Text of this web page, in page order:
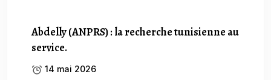
Abdelly (ANPRS) : la recherche tunisienne au
service.
14 mai 2026